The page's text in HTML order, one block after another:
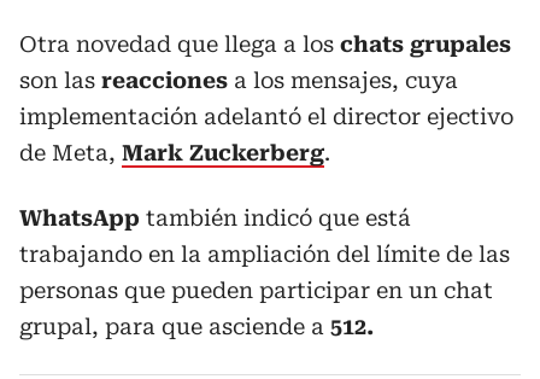
Otra novedad que llega a los chats grupales
son las reacciones a los mensajes, cuya
implementación adelantó el director ejectivo
de Meta, Mark Zuckerberg.
WhatsApp también indicó que está
trabajando en la ampliación del límite de las
personas que pueden participar en un chat
grupal, para que asciende a 512.